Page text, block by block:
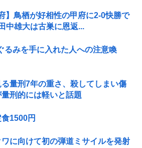
】鳥栖が好相性の甲府に2-0快勝で
中雄大は古巣に恩返...
るみを手に入れた人への注意喚
量刑7年の重さ、殺してしまい傷
刑的には軽いと話題
1500円
に向けて初の弾道ミサイルを発射